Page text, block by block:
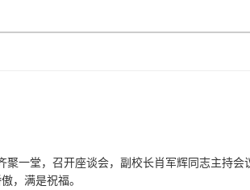
一堂，召开座谈会，副校长肖军辉同志主持会
，满是祝福。